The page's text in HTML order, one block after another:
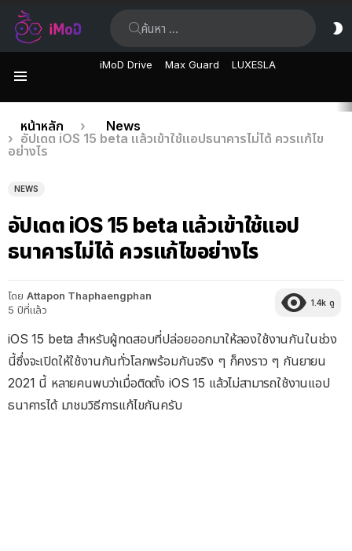
iMoD Drive Max Guard LUXESLA
เรื่อง
ล่าสุด
คุณอยู่ที่นี่:
หน้าหลัก
News
อัปเดต iOS 15 beta แล้วเข้าใช้แอปธนาคารไม่ได้ ควรแก้ไข
อย่างไร
NEWS
อัปเดต iOS 15 beta แล้วเข้าใช้แอป
ธนาคารไม่ได้ ควรแก้ไขอย่างไร
โดย Attapon Thaphaengphan
5 ปีที่แล้ว
1.4k ดู
iOS 15 beta สำหรับผู้ทดสอบที่ปล่อยออกมาให้ลองใช้งานกันในช่วง
นี้ซึ่งจะเปิดให้ใช้งานกันทั่วโลกพร้อมกันจริง ๆ ก็คงราว ๆ กันยายน
2021 นี้ หลายคนพบว่าเมื่อติดตั้ง iOS 15 แล้วไม่สามารถใช้งานแอป
ธนาคารได้ มาชมวิธีการแก้ไขกันครับ